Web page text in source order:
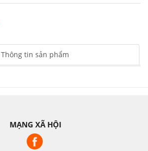
Thông tin sản phẩm
MẠNG XÃ HỘI